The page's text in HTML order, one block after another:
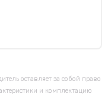
оставляет за собой право
и комплектацию